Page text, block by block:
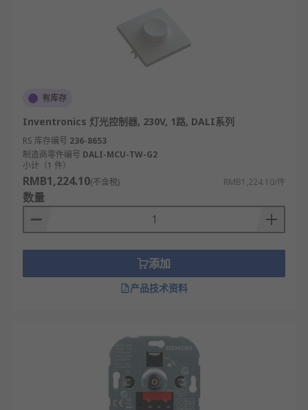
有库存
Inventronics 灯光控制器, 230V, 1路, DALI系列
RS 库存编号 236-8653
制造商零件编号 DALI-MCU-TW-G2
小计（1 件）
RMB1,224.10(不含税) RMB1,224.10/件
数量
添加
产品技术资料